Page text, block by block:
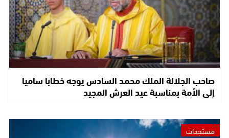
صاحب الجلالة الملك محمد السادس يوجه خطابا ساميا
إلى الأمة بمناسبة عيد العرش المجيد
مستجدات